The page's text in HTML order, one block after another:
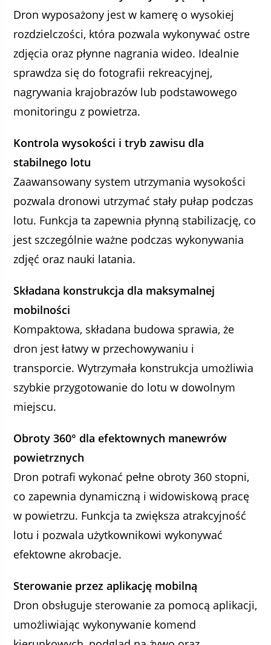
Dron wyposażony jest w kamerę o wysokiej
rozdzielczości, która pozwala wykonywać ostre
zdjęcia oraz płynne nagrania wideo. Idealnie
sprawdza się do fotografii rekreacyjnej,
nagrywania krajobrazów lub podstawowego
monitoringu z powietrza.
Kontrola wysokości i tryb zawisu dla
stabilnego lotu
Zaawansowany system utrzymania wysokości
pozwala dronowi utrzymać stały pułap podczas
lotu. Funkcja ta zapewnia płynną stabilizację, co
jest szczególnie ważne podczas wykonywania
zdjęć oraz nauki latania.
Składana konstrukcja dla maksymalnej
mobilności
Kompaktowa, składana budowa sprawia, że
dron jest łatwy w przechowywaniu i
transporcie. Wytrzymała konstrukcja umożliwia
szybkie przygotowanie do lotu w dowolnym
miejscu.
Obroty 360° dla efektownych manewrów
powietrznych
Dron potrafi wykonać pełne obroty 360 stopni,
co zapewnia dynamiczną i widowiskową pracę
w powietrzu. Funkcja ta zwiększa atrakcyjność
lotu i pozwala użytkownikowi wykonywać
efektowne akrobacje.
Sterowanie przez aplikację mobilną
Dron obsługuje sterowanie za pomocą aplikacji,
umożliwiając wykonywanie komend